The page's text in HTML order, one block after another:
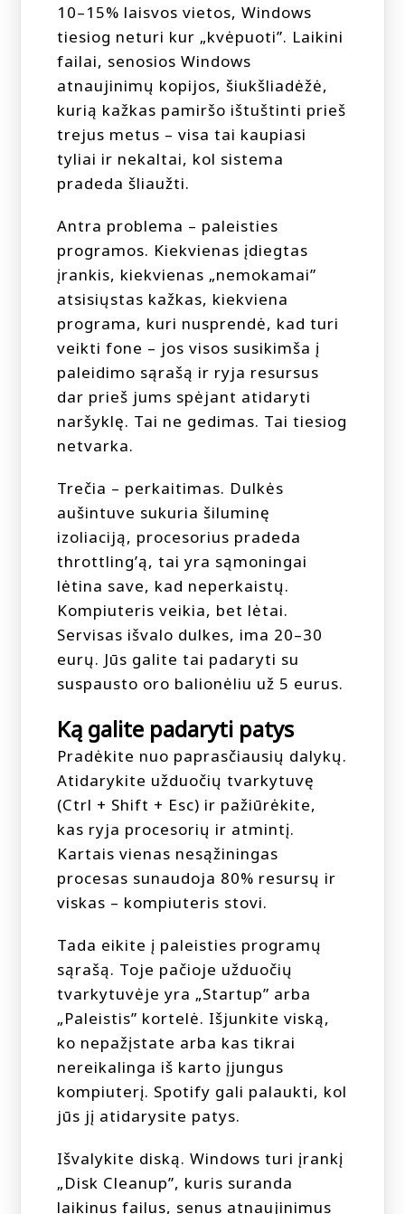
10–15% laisvos vietos, Windows
tiesiog neturi kur „kvėpuoti”. Laikini
failai, senosios Windows
atnaujinimų kopijos, šiukšliadėžė,
kurią kažkas pamiršo ištuštinti prieš
trejus metus – visa tai kaupiasi
tyliai ir nekaltai, kol sistema
pradeda šliaužti.
Antra problema – paleisties
programos. Kiekvienas įdiegtas
įrankis, kiekvienas „nemokamai”
atsisiųstas kažkas, kiekviena
programa, kuri nusprendė, kad turi
veikti fone – jos visos susikimša į
paleidimo sąrašą ir ryja resursus
dar prieš jums spėjant atidaryti
naršyklę. Tai ne gedimas. Tai tiesiog
netvarka.
Trečia – perkaitimas. Dulkės
aušintuve sukuria šiluminę
izoliaciją, procesorius pradeda
throttling’ą, tai yra sąmoningai
lėtina save, kad neperkaistų.
Kompiuteris veikia, bet lėtai.
Servisas išvalo dulkes, ima 20–30
eurų. Jūs galite tai padaryti su
suspausto oro balionėliu už 5 eurus.
Ką galite padaryti patys
Pradėkite nuo paprasčiausių dalykų.
Atidarykite užduočių tvarkytuvę
(Ctrl + Shift + Esc) ir pažiūrėkite,
kas ryja procesorių ir atmintį.
Kartais vienas nesąžiningas
procesas sunaudoja 80% resursų ir
viskas – kompiuteris stovi.
Tada eikite į paleisties programų
sąrašą. Toje pačioje užduočių
tvarkytuvėje yra „Startup” arba
„Paleistis” kortelė. Išjunkite viską,
ko nepažįstate arba kas tikrai
nereikalinga iš karto įjungus
kompiuterį. Spotify gali palaukti, kol
jūs jį atidarysite patys.
Išvalykite diską. Windows turi įrankį
„Disk Cleanup”, kuris suranda
laikinus failus, senus atnaujinimus